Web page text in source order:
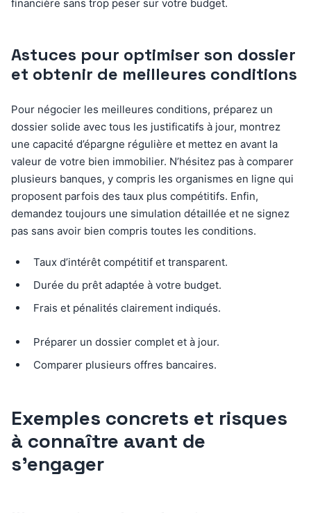
financière sans trop peser sur votre budget.
Astuces pour optimiser son dossier
et obtenir de meilleures conditions
Pour négocier les meilleures conditions, préparez un
dossier solide avec tous les justificatifs à jour, montrez
une capacité d’épargne régulière et mettez en avant la
valeur de votre bien immobilier. N’hésitez pas à comparer
plusieurs banques, y compris les organismes en ligne qui
proposent parfois des taux plus compétitifs. Enfin,
demandez toujours une simulation détaillée et ne signez
pas sans avoir bien compris toutes les conditions.
Taux d’intérêt compétitif et transparent.
Durée du prêt adaptée à votre budget.
Frais et pénalités clairement indiqués.
Préparer un dossier complet et à jour.
Comparer plusieurs offres bancaires.
Exemples concrets et risques
à connaître avant de
s’engager